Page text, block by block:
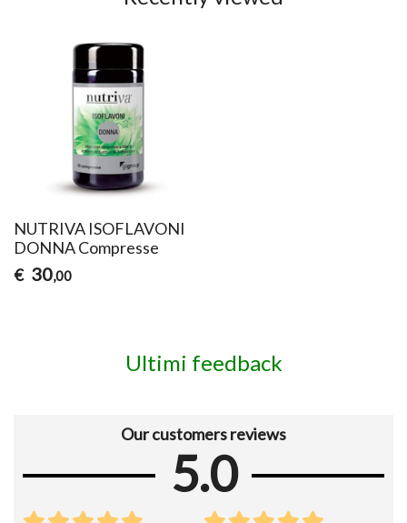
NUTRIVA ISOFLAVONI
DONNA Compresse
€ 30,00
Ultimi feedback
Our customers reviews
5.0